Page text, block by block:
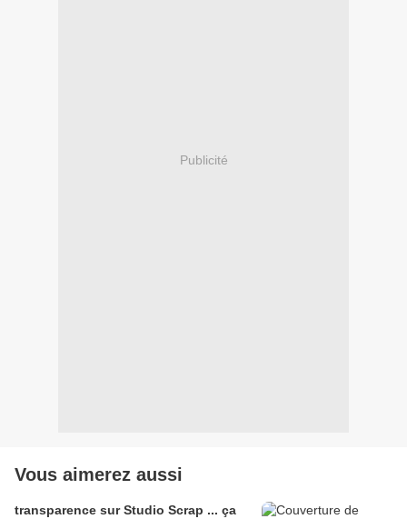
Publicité
Vous aimerez aussi
transparence sur Studio Scrap ... ça